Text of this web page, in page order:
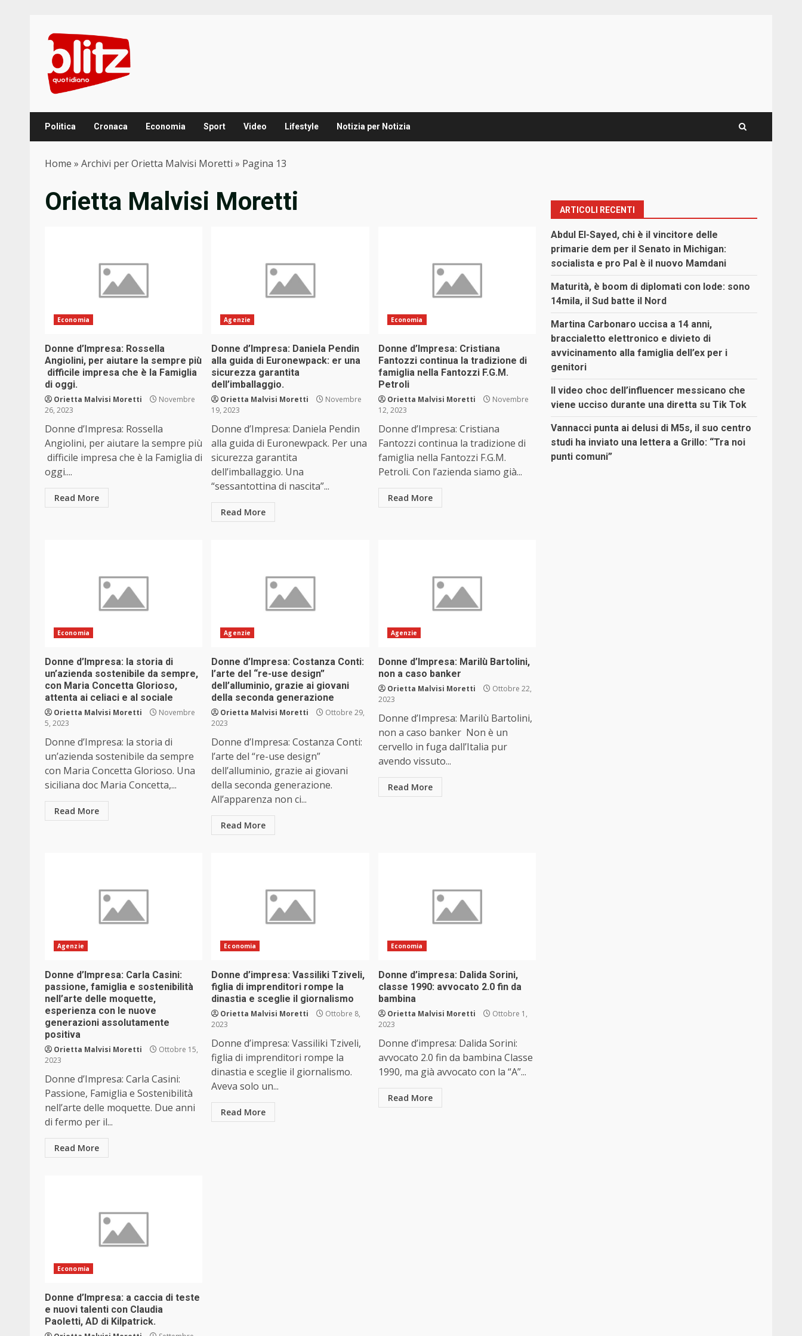
content
Politica Cronaca Economia Sport Video Lifestyle Notizia per Notizia
Home » Archivi per Orietta Malvisi Moretti » Pagina 13
Orietta Malvisi Moretti
Economia
Donne d’Impresa: Rossella
Angiolini, per aiutare la sempre più
difficile impresa che è la Famiglia
di oggi.
Orietta Malvisi Moretti
Novembre
26, 2023
Donne d’Impresa: Rossella
Angiolini, per aiutare la sempre più
difficile impresa che è la Famiglia di
oggi....
Read More
Agenzie
Donne d’Impresa: Daniela Pendin
alla guida di Euronewpack: er una
sicurezza garantita
dell’imballaggio.
Orietta Malvisi Moretti
Novembre
19, 2023
Donne d’Impresa: Daniela Pendin
alla guida di Euronewpack. Per una
sicurezza garantita
dell’imballaggio. Una
“sessantottina di nascita”...
Read More
Economia
Donne d’Impresa: Cristiana
Fantozzi continua la tradizione di
famiglia nella Fantozzi F.G.M.
Petroli
Orietta Malvisi Moretti
Novembre
12, 2023
Donne d’Impresa: Cristiana
Fantozzi continua la tradizione di
famiglia nella Fantozzi F.G.M.
Petroli. Con l’azienda siamo già...
Read More
Economia
Donne d’Impresa: la storia di
un’azienda sostenibile da sempre,
con Maria Concetta Glorioso,
attenta ai celiaci e al sociale
Orietta Malvisi Moretti
Novembre
5, 2023
Donne d’Impresa: la storia di
un’azienda sostenibile da sempre
con Maria Concetta Glorioso. Una
siciliana doc Maria Concetta,...
Read More
Agenzie
Donne d’Impresa: Costanza Conti:
l’arte del “re-use design”
dell’alluminio, grazie ai giovani
della seconda generazione
Orietta Malvisi Moretti
Ottobre 29,
2023
Donne d’Impresa: Costanza Conti:
l’arte del “re-use design”
dell’alluminio, grazie ai giovani
della seconda generazione.
All’apparenza non ci...
Read More
Agenzie
Donne d’Impresa: Marilù Bartolini,
non a caso banker
Orietta Malvisi Moretti
Ottobre 22,
2023
Donne d’Impresa: Marilù Bartolini,
non a caso banker Non è un
cervello in fuga dall’Italia pur
avendo vissuto...
Read More
Agenzie
Donne d’Impresa: Carla Casini:
passione, famiglia e sostenibilità
nell’arte delle moquette,
esperienza con le nuove
generazioni assolutamente
positiva
Orietta Malvisi Moretti
Ottobre 15,
2023
Donne d’Impresa: Carla Casini:
Passione, Famiglia e Sostenibilità
nell’arte delle moquette. Due anni
di fermo per il...
Read More
Economia
Donne d’impresa: Vassiliki Tziveli,
figlia di imprenditori rompe la
dinastia e sceglie il giornalismo
Orietta Malvisi Moretti
Ottobre 8,
2023
Donne d’impresa: Vassiliki Tziveli,
figlia di imprenditori rompe la
dinastia e sceglie il giornalismo.
Aveva solo un...
Read More
Economia
Donne d’impresa: Dalida Sorini,
classe 1990: avvocato 2.0 fin da
bambina
Orietta Malvisi Moretti
Ottobre 1,
2023
Donne d’impresa: Dalida Sorini:
avvocato 2.0 fin da bambina Classe
1990, ma già avvocato con la “A”...
Read More
Economia
Donne d’Impresa: a caccia di teste
e nuovi talenti con Claudia
Paoletti, AD di Kilpatrick.
ARTICOLI RECENTI
Abdul El-Sayed, chi è il vincitore delle
primarie dem per il Senato in Michigan:
socialista e pro Pal è il nuovo Mamdani
Maturità, è boom di diplomati con lode: sono
14mila, il Sud batte il Nord
Martina Carbonaro uccisa a 14 anni,
braccialetto elettronico e divieto di
avvicinamento alla famiglia dell’ex per i
genitori
Il video choc dell’influencer messicano che
viene ucciso durante una diretta su Tik Tok
Vannacci punta ai delusi di M5s, il suo centro
studi ha inviato una lettera a Grillo: “Tra noi
punti comuni”